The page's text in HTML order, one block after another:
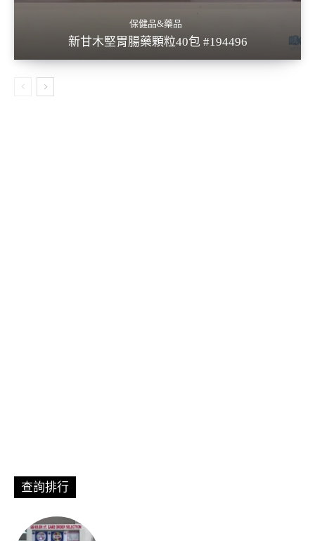
保健品&藥品
新甘木堅胃腸藥顆粒40包 #194496
查詢排行